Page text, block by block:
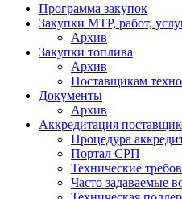
Программа закупок
Закупки МТР, работ,
Архив
Закупки топлива
Архив
Поставщикам
Документы
Архив
Аккредитация
Процедура
Портал СРП
Технические
Часто задаваемые